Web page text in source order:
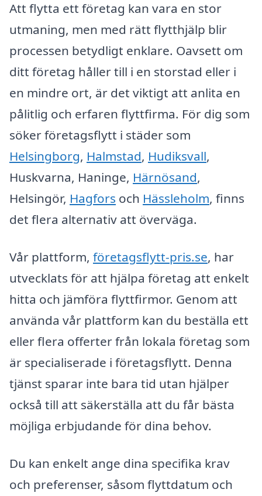
Att flytta ett företag kan vara en stor
utmaning, men med rätt flytthjälp blir
processen betydligt enklare. Oavsett om
ditt företag håller till i en storstad eller i
en mindre ort, är det viktigt att anlita en
pålitlig och erfaren flyttfirma. För dig som
söker företagsflytt i städer som
Helsingborg, Halmstad, Hudiksvall,
Huskvarna, Haninge, Härnösand,
Helsingör, Hagfors och Hässleholm, finns
det flera alternativ att överväga.
Vår plattform, företagsflytt-pris.se, har
utvecklats för att hjälpa företag att enkelt
hitta och jämföra flyttfirmor. Genom att
använda vår plattform kan du beställa ett
eller flera offerter från lokala företag som
är specialiserade i företagsflytt. Denna
tjänst sparar inte bara tid utan hjälper
också till att säkerställa att du får bästa
möjliga erbjudande för dina behov.
Du kan enkelt ange dina specifika krav
och preferenser, såsom flyttdatum och